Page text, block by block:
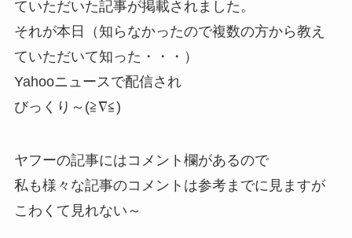
ていただいた記事が掲載されました。
それが本日（知らなかったので複数の方から教え
ていただいて知った・・・）
Yahooニュースで配信され
びっくり～(≧∇≦)
ヤフーの記事にはコメント欄があるので
私も様々な記事のコメントは参考までに見ますが
こわくて見れない～